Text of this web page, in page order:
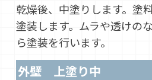
乾燥後、中塗りします。塗
塗装します。ムラや透けの
ら塗装を行います。
外壁 上塗り中